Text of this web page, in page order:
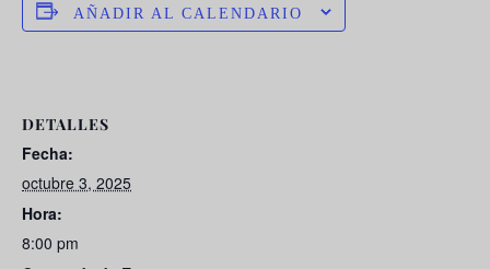
AÑADIR AL CALENDARIO
DETALLES
Fecha:
octubre 3, 2025
Hora:
8:00 pm